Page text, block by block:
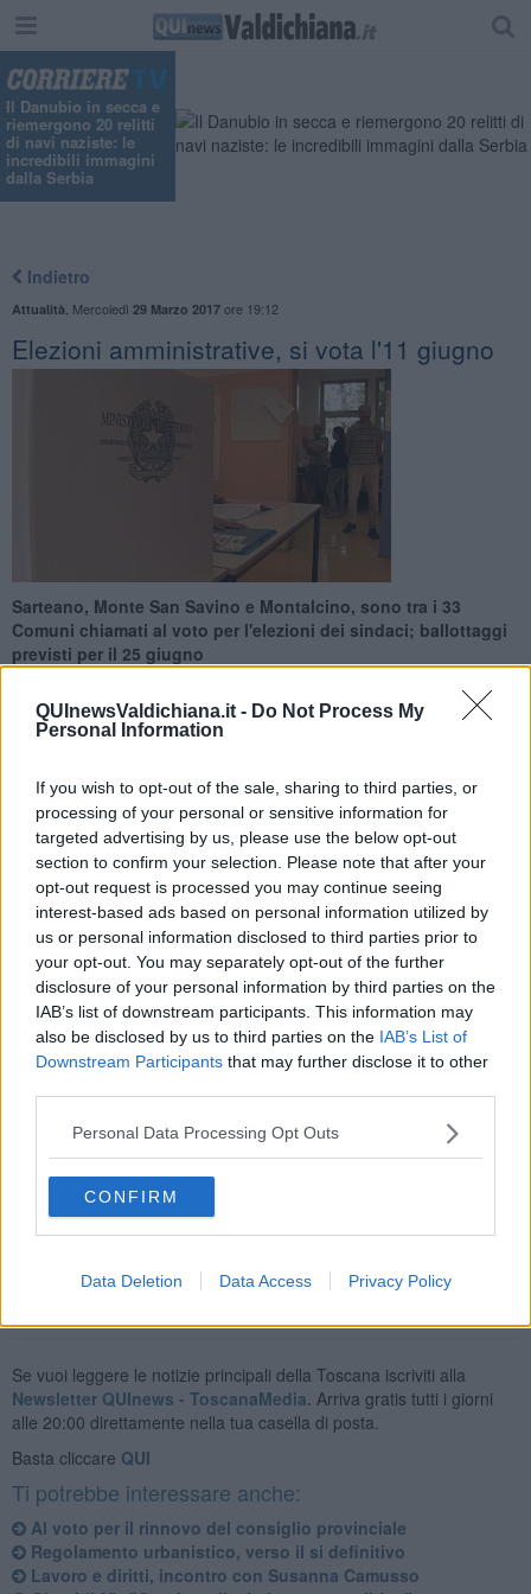
QUInewsValdichiana.it - Do Not Process My
Personal Information
If you wish to opt-out of the sale, sharing to third parties, or
processing of your personal or sensitive information for
targeted advertising by us, please use the below opt-out
section to confirm your selection. Please note that after your
opt-out request is processed you may continue seeing
interest-based ads based on personal information utilized by
us or personal information disclosed to third parties prior to
your opt-out. You may separately opt-out of the further
disclosure of your personal information by third parties on the
IAB’s list of downstream participants. This information may
also be disclosed by us to third parties on the IAB’s List of
Downstream Participants that may further disclose it to other
Personal Data Processing Opt Outs
CONFIRM
Data Deletion Data Access Privacy Policy
Il Danubio in secca e
riemergono 20 relitti
di navi naziste: le
incredibili immagini
dalla Serbia
Indietro
Attualità Mercoledì 29 Marzo 2017ore 19:12
Elezioni amministrative, si vota l'11 giugno
Sarteano, Monte San Savino e Montalcino, sono tra i 33
Comuni chiamati al voto per l'elezioni dei sindaci; ballottaggi
previsti per il 25 giugno
VALDICHIANA —Il ministro dell’Interno ha fissato
la data per lo
svolgimento delle consultazioni
per l’elezione diretta dei sindaci
e dei consigli comunali, nonché per l’elezione dei consigli
circoscrizionali nelle regioni a statuto ordinario,per domenica 11
giugno 2017.
Per quanto riguarda la Toscana,si tratta di 33 Comuni, tra i quali
due capoluoghi (Pistoia e Lucca), tre Comuni nati da fusione
(Abetone Cutigliano, San Marcello Piteglio, Montalcino), Massa e
Forte dei Marmi. Complessivamente la popolazionecoinvolta è di
circa 450 milaresidenti (pari al 12% della popolazione toscana).
Tra questi 33 Comunianche Sarteano, Monte San Savino e
Montalcino.
L’eventuale turno di ballottaggio per l’elezione diretta dei
avrà luogo domenica 25 giugno
Se vuoi leggere le notizie principali della Toscana iscriviti alla
Newsletter QUInews - ToscanaMedia. Arriva gratis tutti i giorni
alle 20:00 direttamente nella tua casella di posta.
Basta cliccare QUI
Ti potrebbe interessare anche:
Al voto per il rinnovo del consiglio provinciale
Regolamento urbanistico, verso il si definitivo
Lavoro e diritti, incontro con Susanna Camusso